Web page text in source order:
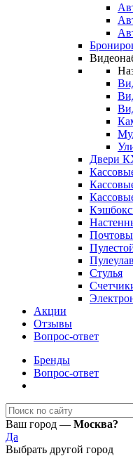
Двери
Стулья
Акции
Отзывы
Вопрос-ответ
Бренды
Вопрос-ответ
Ваш город — Москва?
Да
Выбрать другой город